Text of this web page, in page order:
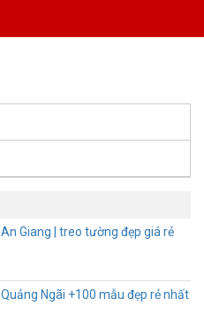
Giang | treo tường đẹp giá rẻ
Ngãi +100 mẫu đẹp rẻ nhất